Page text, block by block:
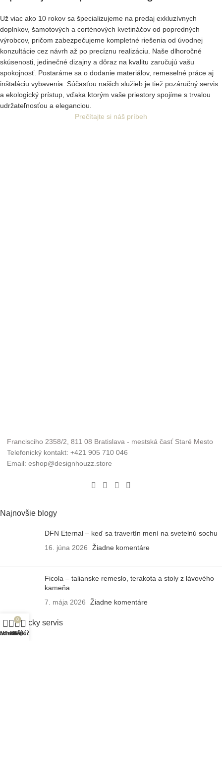
Už viac ako 10 rokov sa špecializujeme na predaj exkluzívnych
doplnkov, šamotových a corténových kvetináčov od popredných
výrobcov, pričom zabezpečujeme kompletné riešenia od úvodnej
konzultácie cez návrh až po precíznu realizáciu. Naše dlhoročné
skúsenosti, jedinečné dizajny a dôraz na kvalitu zaručujú vašu
spokojnosť. Postaráme sa o dodanie materiálov, remeselné práce aj
inštaláciu vybavenia. Súčasťou našich služieb je tiež pozáručný servis
a ekologický prístup, vďaka ktorým vaše priestory spojíme s trvalou
udržateľnosťou a eleganciou.
Prečítajte si náš príbeh
Francisciho 2358/2, 811 08 Bratislava - mestská časť Staré Mesto
Telefonický kontakt: +421 905 710 046
Email: eshop@designhouzz.store
Najnovšie blogy
DFN Eternal – keď sa travertín mení na svetelnú sochu
16. júna 2026
Žiadne komentáre
Ficola – talianske remeslo, terakota a stoly z lávového
kameňa
7. mája 2026
Žiadne komentáre
Zákaznícky servis
Wishlist
0
Košík
Môj účet